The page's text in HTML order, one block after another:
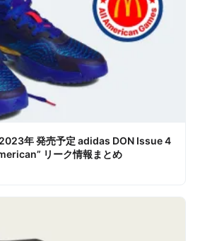
2023年 発売予定 adidas DON Issue 4
リーク情報まとめ